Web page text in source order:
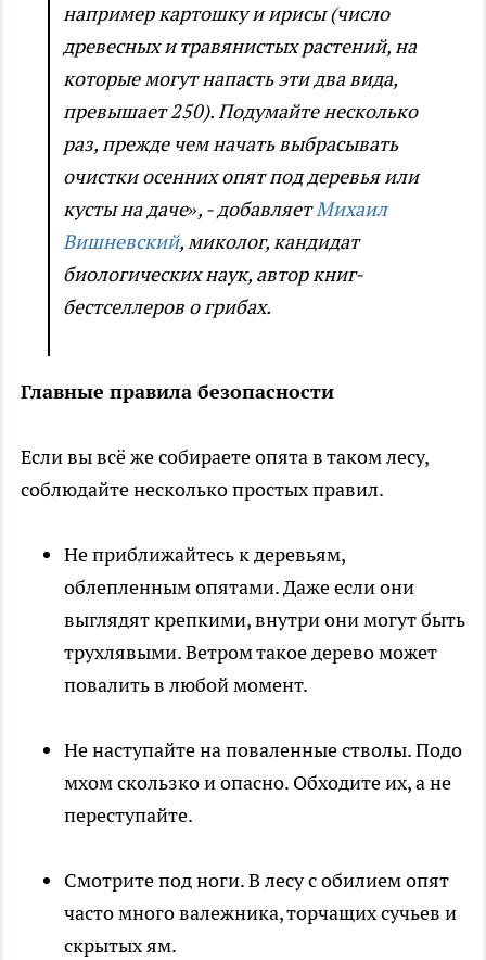
например картошку и ирисы (число
древесных и травянистых растений, на
которые могут напасть эти два вида,
превышает 250). Подумайте несколько
раз, прежде чем начать выбрасывать
очистки осенних опят под деревья или
кусты на даче», - добавляетМихаил
Вишневский, миколог, кандидат
биологических наук, автор книг-
бестселлеров о грибах.
Главные правила безопасности
Если вы всё же собираете опята в таком лесу,
соблюдайте несколько простых правил.
Не приближайтесь к деревьям,
облепленным опятами. Даже если они
выглядят крепкими, внутри они могут быть
трухлявыми. Ветром такое дерево может
повалить в любой момент.
Не наступайте на поваленные стволы. Подо
мхом скользко и опасно. Обходите их, а не
переступайте.
Смотрите под ноги. В лесу с обилием опят
часто много валежника, торчащих сучьев и
скрытых ям.